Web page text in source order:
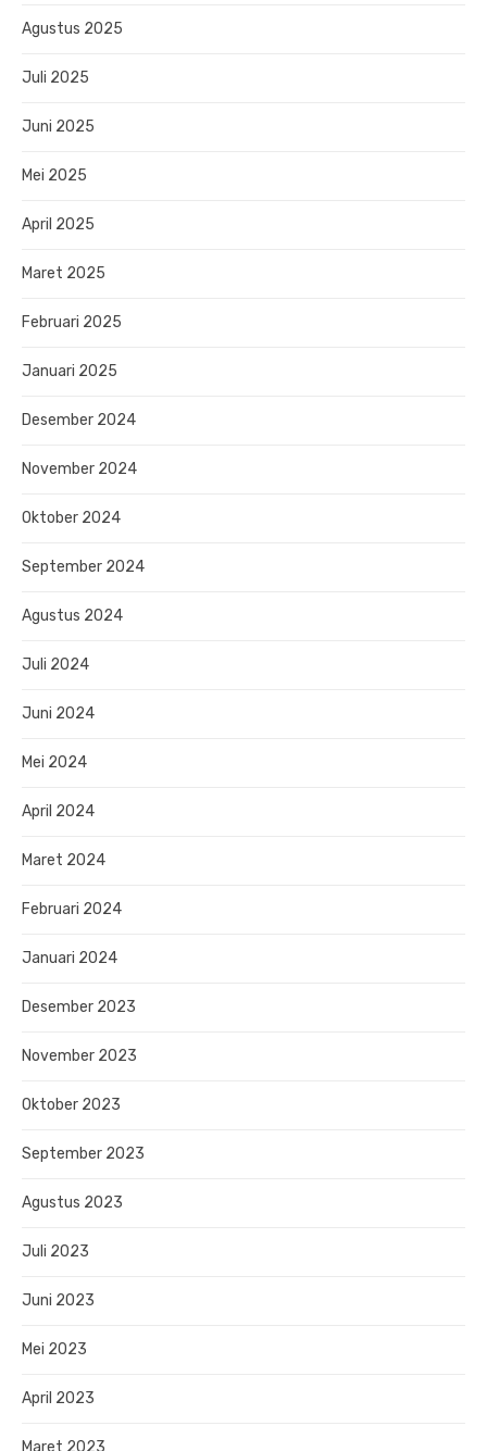
Agustus 2025
Juli 2025
Juni 2025
Mei 2025
April 2025
Maret 2025
Februari 2025
Januari 2025
Desember 2024
November 2024
Oktober 2024
September 2024
Agustus 2024
Juli 2024
Juni 2024
Mei 2024
April 2024
Maret 2024
Februari 2024
Januari 2024
Desember 2023
November 2023
Oktober 2023
September 2023
Agustus 2023
Juli 2023
Juni 2023
Mei 2023
April 2023
Maret 2023